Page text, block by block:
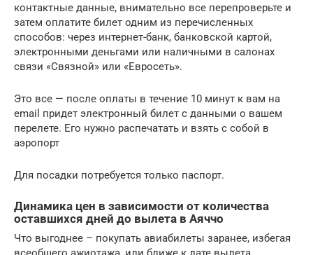
контактные данные, внимательно все перепроверьте и
затем оплатите билет одним из перечисленных
способов: через интернет-банк, банковской картой,
электронными деньгами или наличными в салонах
связи «Связной» или «Евросеть».
Это все — после оплаты в течение 10 минут к вам на
email придет электронный билет с данными о вашем
перелете. Его нужно распечатать и взять с собой в
аэропорт
Для посадки потребуется только паспорт.
Динамика цен в зависимости от количества
оставшихся дней до вылета в Аяччо
Что выгоднее – покупать авиабилеты заранее, избегая